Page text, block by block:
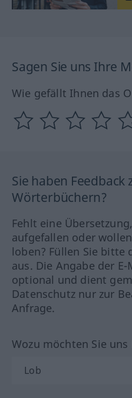
Sagen Sie uns Ihre
Wie gefällt Ihnen das
Sie haben Feedback
Wörterbüchern?
Fehlt eine
aufgefallen oder
loben? Füllen Sie bitte
aus. Die Angabe der
optional und dient
Datenschutz nur zur
Anfrage.
Wozu möchten Sie